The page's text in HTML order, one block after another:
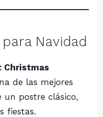
Navidad
Christmas
de las mejores
postre clásico,
fiestas.